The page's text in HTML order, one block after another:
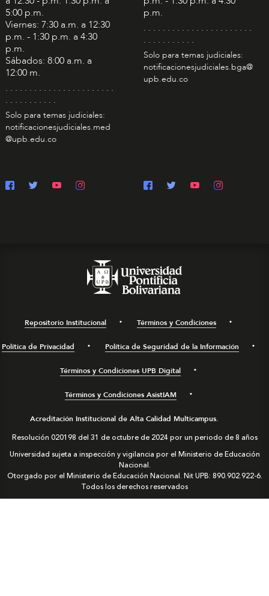
5:00 p.m.
Viernes: 7:30 a.m. a 12:30
p.m. - 1:30 p.m. a 4:30
p.m.
Sábados: 8:00 a.m. a
12:00 m.
. . . . . . . . . . . . . . . . . . . . . . .
. . . . . . . . . . .
Solo para temas judiciales:
notificacionesjudiciales.med
@upb.edu.co
p.m.
. . . . . . . . . . . . . . . . . . . . . . .
. . . . . . . . . . .
Solo para temas judiciales:
notificacionesjudiciales.bga@
upb.edu.co
Repositorio Institucional Términos y Condiciones
Política de Privacidad Política de Seguridad de la Información
Términos y Condiciones UPB Digital
Términos y Condiciones AsistIAM
Acreditación Institucional de Alta Calidad Multicampus.
Resolución 020198 del 31 de octubre de 2024 por un periodo de 8 años
Universidad sujeta a inspección y vigilancia por el Ministerio de Educación
Nacional.
Otorgado por el Ministerio de Educación Nacional. Nit UPB: 890.902.922-6.
Todos los derechos reservados